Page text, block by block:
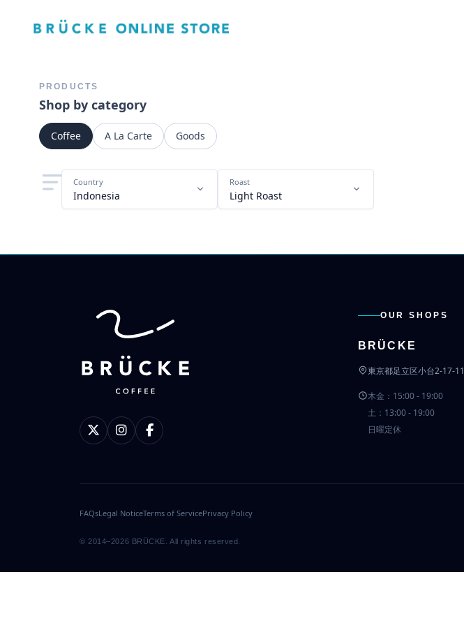
PRODUCTS
Shop by category
Coffee A La Carte Goods
Country
Indonesia
Roast
Light Roast
OUR SHOPS
BRÜCKE
東京都足立区小台2-17-11
木金：15:00 - 19:00
土：13:00 - 19:00
日曜定休
FAQsLegal NoticeTerms of ServicePrivacy Policy
© 2014–2026 BRÜCKE. All rights reserved.